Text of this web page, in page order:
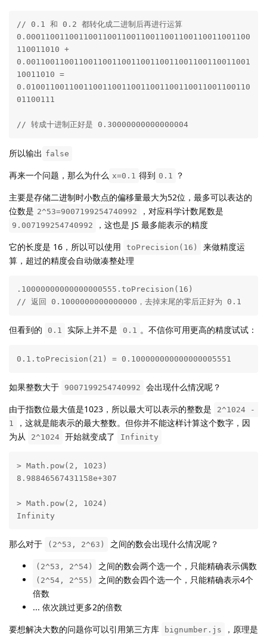
// 0.1 和 0.2 都转化成二进制后再进行运算
0.00011001100110011001100110011001100110011001100
110011010 +
0.00110011001100110011001100110011001100110011001
10011010 =
0.01001100110011001100110011001100110011001100110
01100111
// 转成十进制正好是 0.30000000000000004
所以输出 false
再来一个问题，那么为什么 x=0.1 得到 0.1
？
主要是存储二进制时小数点的偏移量最大为52位，最多可以表达的
位数是 2^53=9007199254740992 ，对应科学计数尾数是
9.007199254740992
，这也是 JS 最多能表示的精度
它的长度是 16，所以可以使用
toPrecision(16)
来做精度运
算，超过的精度会自动做凑整处理
.10000000000000000555.toPrecision(16)
// 返回 0.1000000000000000，去掉末尾的零后正好为 0.1
但看到的 0.1 实际上并不是 0.1 。不信你可用更高的精度试试：
0.1.toPrecision(21) = 0.100000000000000005551
如果整数大于 9007199254740992
会出现什么情况呢？
由于指数位最大值是1023，所以最大可以表示的整数是
2^1024 -
1
，这就是能表示的最大整数。但你并不能这样计算这个数字，因
为从
2^1024 开始就变成了 Infinity
> Math.pow(2, 1023)
8.98846567431158e+307
> Math.pow(2, 1024)
Infinity
那么对于 (2^53, 2^63) 之间的数会出现什么情况呢？
(2^53, 2^54) 之间的数会两个选一个，只能精确表示偶数
(2^54, 2^55)
之间的数会四个选一个，只能精确表示4个
倍数
... 依次跳过更多2的倍数
要想解决大数的问题你可以引用第三方库
bignumber.js
，原理是